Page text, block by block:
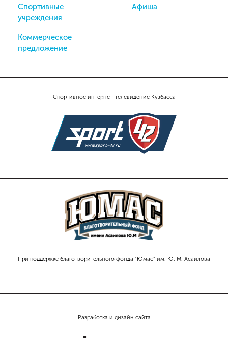
Спортивное интернет-телевидение Кузбасса
При поддержке благотворительного фонда "Юмас" им. Ю. М. Асаилова
Спортивные
учреждения
Коммерческое
предложение
Афиша
Разработка и дизайн сайта